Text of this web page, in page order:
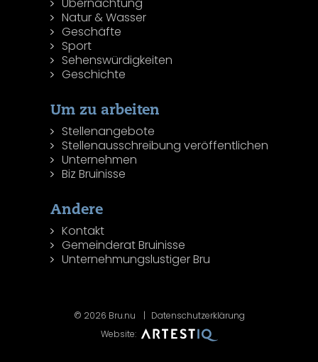
Übernachtung
Natur & Wasser
Geschäfte
Sport
Sehenswürdigkeiten
Geschichte
Um zu arbeiten
Stellenangebote
Stellenausschreibung veröffentlichen
Unternehmen
Biz Bruinisse
Andere
Kontakt
Gemeinderat Bruinisse
Unternehmungslustiger Bru
© 2026 Bru.nu
Datenschutzerklärung
Website: